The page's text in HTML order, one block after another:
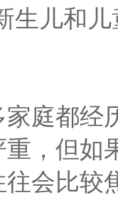
生儿和
庭都经
，但如
会比较